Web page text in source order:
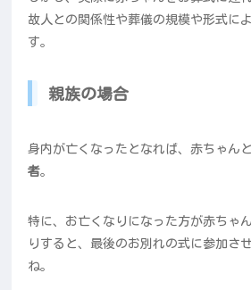
故人との関係性や葬儀の規模や形式に
す。
親族の場合
身内が亡くなったとなれば、赤ちゃん
者。
特に、お亡くなりになった方が赤ちゃ
りすると、最後のお別れの式に参加さ
ね。